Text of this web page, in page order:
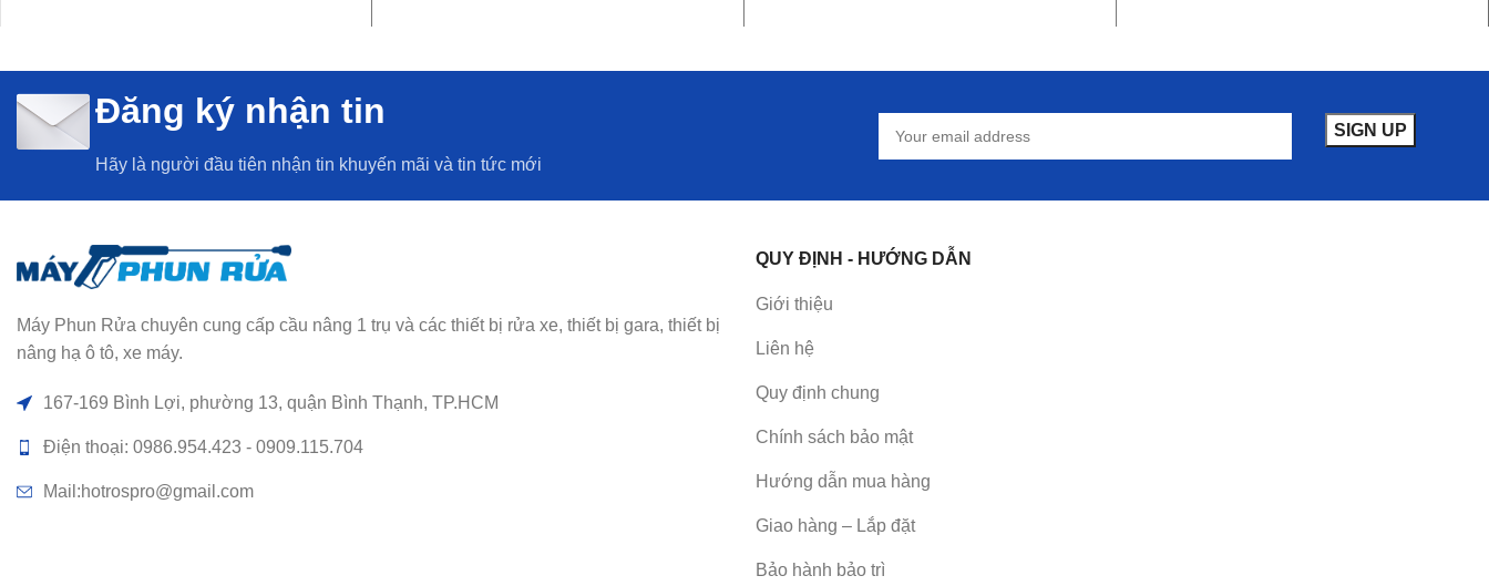
Đăng ký nhận tin
Hãy là người đầu tiên nhận tin khuyến mãi và tin tức mới
Máy Phun Rửa chuyên cung cấp cầu nâng 1 trụ và các thiết bị rửa xe, thiết bị gara, thiết bị
nâng hạ ô tô, xe máy.
167-169 Bình Lợi, phường 13, quận Bình Thạnh, TP.HCM
Điện thoại: 0986.954.423 - 0909.115.704
Mail:hotrospro@gmail.com
QUY ĐỊNH - HƯỚNG DẪN
Giới thiệu
Liên hệ
Quy định chung
Chính sách bảo mật
Hướng dẫn mua hàng
Giao hàng – Lắp đặt
Bảo hành bảo trì